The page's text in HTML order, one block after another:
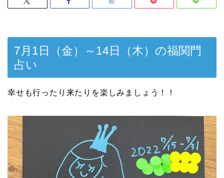
7月1日（金）～14日（木）の福関門
占い
幸せも行ったり来たりを楽しみましょう！！